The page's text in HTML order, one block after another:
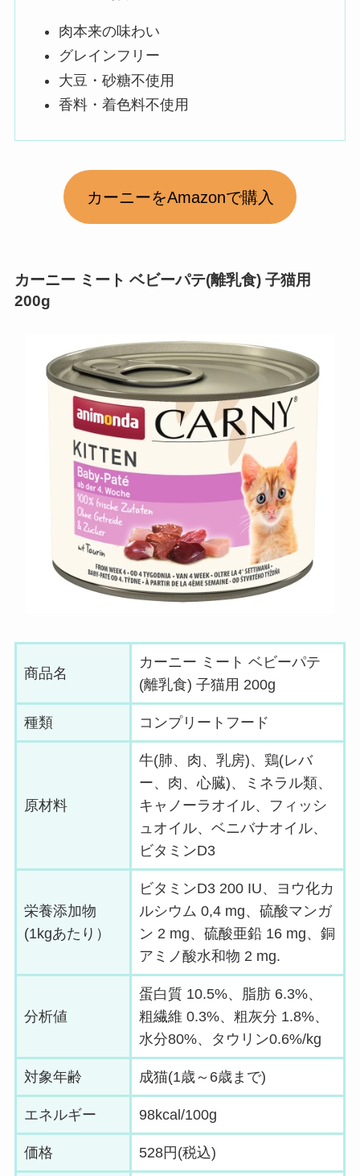
肉本来の味わい
グレインフリー
大豆・砂糖不使用
香料・着色料不使用
カーニーをAmazonで購入
カーニー ミート ベビーパテ(離乳食) 子猫用
200g
商品名
カーニー ミート ベビーパテ
(離乳食) 子猫用 200g
種類 コンプリートフード
原材料
牛(肺、肉、乳房)、鶏(レバ
ー、肉、心臓)、ミネラル類、
キャノーラオイル、フィッシ
ュオイル、ベニバナオイル、
ビタミンD3
栄養添加物
(1kgあたり）
ビタミンD3 200 IU、ヨウ化カ
ルシウム 0,4 mg、硫酸マンガ
ン 2 mg、硫酸亜鉛 16 mg、銅
アミノ酸水和物 2 mg.
分析値
蛋白質 10.5%、脂肪 6.3%、
粗繊維 0.3%、粗灰分 1.8%、
水分80%、タウリン0.6%/kg
対象年齢 成猫(1歳～6歳まで)
エネルギー 98kcal/100g
価格 528円(税込)